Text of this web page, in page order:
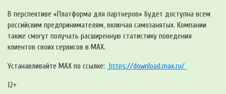
В перспективе «Платформа для партнеров» будет доступна всем
российским предпринимателям, включая самозанятых. Компании
также смогут получать расширенную статистику поведения
клиентов своих сервисов в МАХ.
Устанавливайте MAX по ссылке: https://download.max.ru/
12+